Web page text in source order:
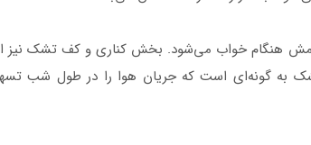
هنگام خواب می‌شود. بخش کناری و کف تشک نیز
به گونه‌ای است که جریان هوا را در طول شب